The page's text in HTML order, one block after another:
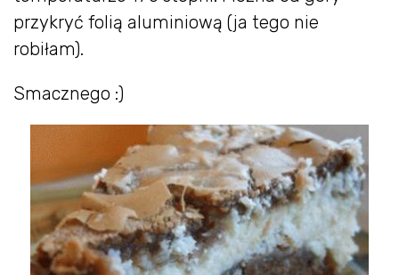
przykryć folią aluminiową (ja tego nie
robiłam).
Smacznego :)